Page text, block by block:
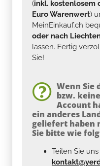
(inkl. kostenlosem
Euro Warenwert)
MeinEinkauf.ch
oder nach
lassen. Fertig
Sie!
Wenn Sie
bzw.
Account
ein anderes
geliefert haben
Sie bitte wie
Teilen Sie